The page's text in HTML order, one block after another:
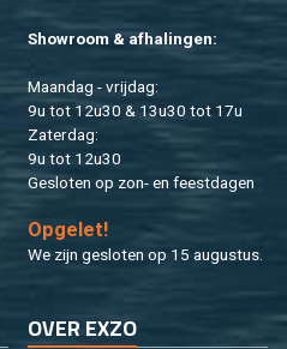
Show­room & af­ha­lin­gen:
Maan­dag - vrij­dag:
9u tot 12u30 & 13u30 tot 17u
Za­ter­dag:
9u tot 12u30
Ge­slo­ten op zon- en feest­da­gen
Op­ge­let!
We zijn ge­slo­ten op 15 au­gus­tus.
OVER EXZO